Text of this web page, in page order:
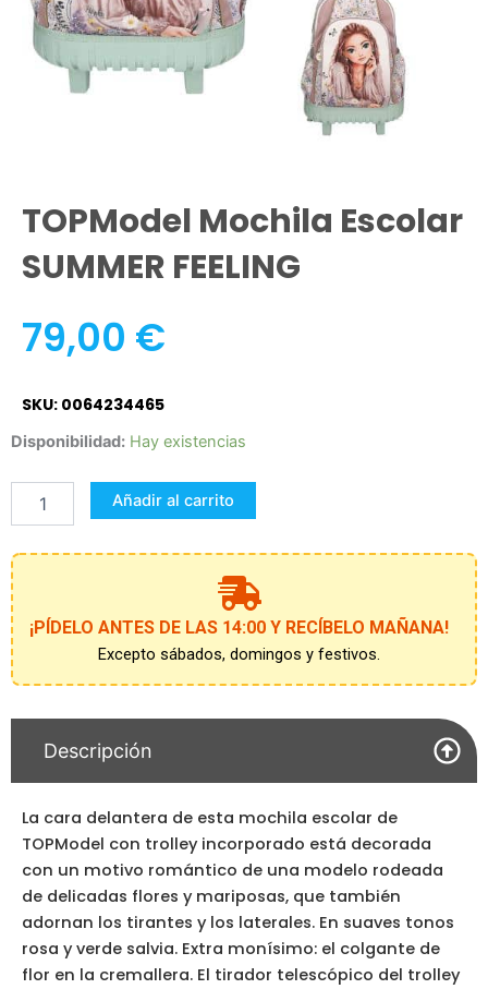
TOPModel Mochila Escolar
SUMMER FEELING
79,00 €
SKU: 0064234465
Disponibilidad: Hay existencias
TOPModel
escolar
SUMMER
FEELING
Añadir al carrito
¡PÍDELO ANTES DE LAS 14:00 Y RECÍBELO MAÑANA!
Excepto sábados, domingos y festivos.
Descripción
La cara delantera de esta mochila escolar de
TOPModel con trolley incorporado está decorada
con un motivo romántico de una modelo rodeada
de delicadas flores y mariposas, que también
adornan los tirantes y los laterales. En suaves tonos
rosa y verde salvia. Extra monísimo: el colgante de
flor en la cremallera. El tirador telescópico del trolley